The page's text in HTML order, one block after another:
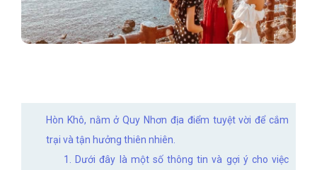
Hòn Khô, nằm ở Quy Nhơn địa điểm tuyệt vời để cắm
trại và tận hưởng thiên nhiên.
1. Dưới đây là một số thông tin và gợi ý cho việc